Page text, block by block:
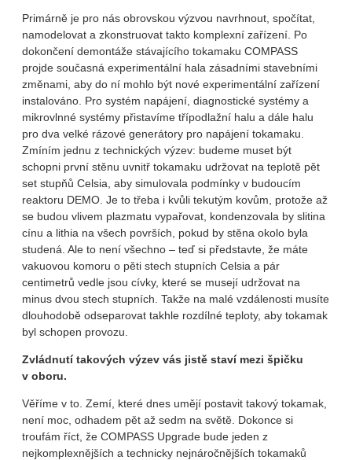
Primárně je pro nás obrovskou výzvou navrhnout, spočítat,
namodelovat a zkonstruovat takto komplexní zařízení. Po
dokončení demontáže stávajícího tokamaku COMPASS
projde současná experimentální hala zásadními stavebními
změnami, aby do ní mohlo být nové experimentální zařízení
instalováno. Pro systém napájení, diagnostické systémy a
mikrovlnné systémy přistavíme třípodlažní halu a dále halu
pro dva velké rázové generátory pro napájení tokamaku.
Zmíním jednu z technických výzev: budeme muset být
schopni první stěnu uvnitř tokamaku udržovat na teplotě pět
set stupňů Celsia, aby simulovala podmínky v budoucím
reaktoru DEMO. Je to třeba i kvůli tekutým kovům, protože až
se budou vlivem plazmatu vypařovat, kondenzovala by slitina
cínu a lithia na všech površích, pokud by stěna okolo byla
studená. Ale to není všechno – teď si představte, že máte
vakuovou komoru o pěti stech stupních Celsia a pár
centimetrů vedle jsou cívky, které se musejí udržovat na
minus dvou stech stupních. Takže na malé vzdálenosti musíte
dlouhodobě odseparovat takhle rozdílné teploty, aby tokamak
byl schopen provozu.
Zvládnutí takových výzev vás jistě staví mezi špičku
v oboru.
Věříme v to. Zemí, které dnes umějí postavit takový tokamak,
není moc, odhadem pět až sedm na světě. Dokonce si
troufám říct, že COMPASS Upgrade bude jeden z
nejkomplexnějších a technicky nejnáročnějších tokamaků